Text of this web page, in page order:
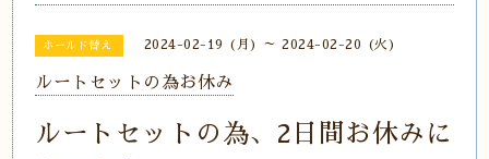
ホールド替え 2024-02-19 (月) ～ 2024-02-20 (火)
ルートセットの為お休み
ルートセットの為、2日間お休みに